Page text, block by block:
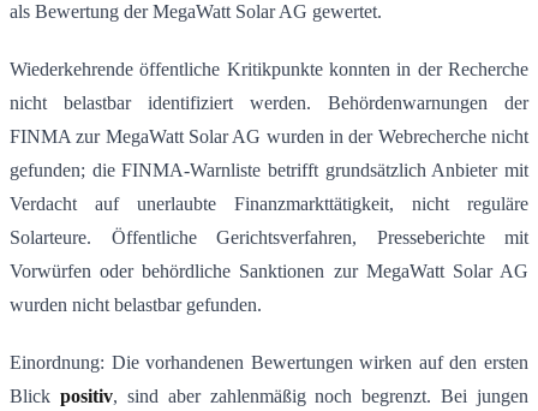
als Bewertung der MegaWatt Solar AG gewertet.
Wiederkehrende öffentliche Kritikpunkte konnten in der Recherche
nicht belastbar identifiziert werden. Behördenwarnungen der
FINMA zur MegaWatt Solar AG wurden in der Webrecherche nicht
gefunden; die FINMA-Warnliste betrifft grundsätzlich Anbieter mit
Verdacht auf unerlaubte Finanzmarkttätigkeit, nicht reguläre
Solarteure. Öffentliche Gerichtsverfahren, Presseberichte mit
Vorwürfen oder behördliche Sanktionen zur MegaWatt Solar AG
wurden nicht belastbar gefunden.
Einordnung: Die vorhandenen Bewertungen wirken auf den ersten
Blick positiv, sind aber zahlenmäßig noch begrenzt. Bei jungen